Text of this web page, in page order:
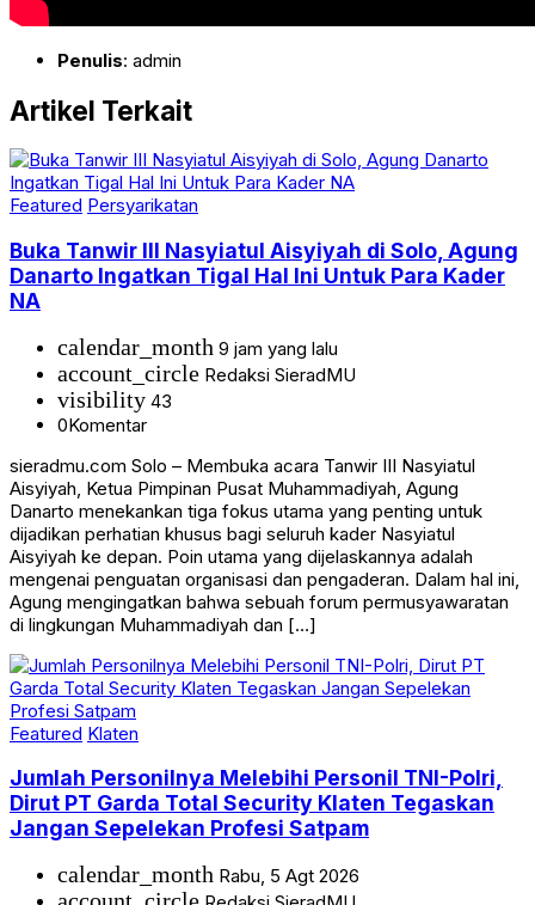
Penulis: admin
Artikel Terkait
Featured Persyarikatan
Buka Tanwir III Nasyiatul Aisyiyah di Solo, Agung
Danarto Ingatkan Tigal Hal Ini Untuk Para Kader
NA
calendar_month 9 jam yang lalu
account_circle Redaksi SieradMU
visibility 43
0Komentar
sieradmu.com Solo – Membuka acara Tanwir III Nasyiatul
Aisyiyah, Ketua Pimpinan Pusat Muhammadiyah, Agung
Danarto menekankan tiga fokus utama yang penting untuk
dijadikan perhatian khusus bagi seluruh kader Nasyiatul
Aisyiyah ke depan. Poin utama yang dijelaskannya adalah
mengenai penguatan organisasi dan pengaderan. Dalam hal ini,
Agung mengingatkan bahwa sebuah forum permusyawaratan
di lingkungan Muhammadiyah dan […]
Featured Klaten
Jumlah Personilnya Melebihi Personil TNI-Polri,
Dirut PT Garda Total Security Klaten Tegaskan
Jangan Sepelekan Profesi Satpam
calendar_month Rabu, 5 Agt 2026